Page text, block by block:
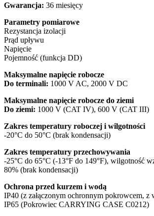
Gwarancja: 36 miesięcy
Parametry pomiarowe
Rezystancja izolacji
Prąd upływu
Napięcie
Pojemność (funkcja DD)
Maksymalne napięcie robocze
Do terminali: 1000 V AC, 2000 V DC
Maksymalne napięcie robocze do ziemi
Do ziemi: 1000 V (CAT IV), 600 V (CAT III)
Zakres temperatury roboczej i wilgotności
-20°C do 50°C (brak kondensacji)
Zakres temperatury przechowywania
-25°C do 65°C (-13°F do 149°F), wilgotność
80% (brak kondensacji)
Ochrona przed kurzem i wodą
IP40 (z załączonym ochronnym pokrowcem,
IP65 (Pokrowiec CARRYING CASE C0212)